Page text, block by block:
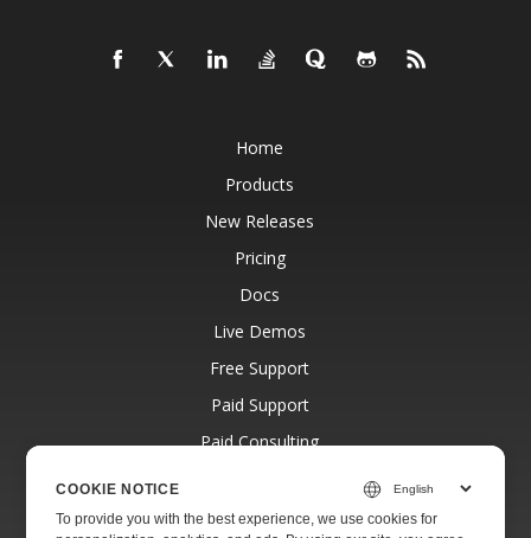
Home
Products
New Releases
Pricing
Docs
Live Demos
Free Support
Paid Support
Paid Consulting
Websites
COOKIE NOTICE
To provide you with the best experience, we use cookies for